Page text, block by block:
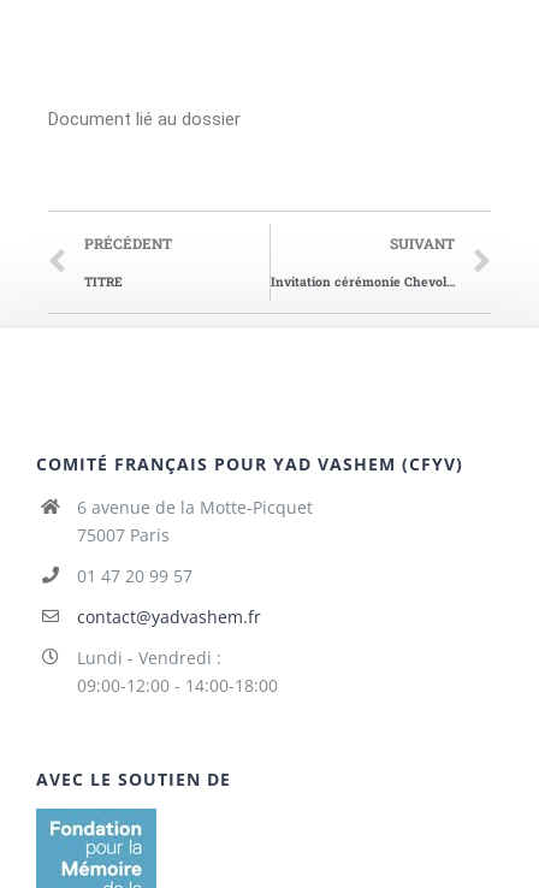
Document lié au dossier
PRÉCÉDENT
TITRE
SUIVANT
Invitation cérémonie Chevolot
COMITÉ FRANÇAIS POUR YAD VASHEM (CFYV)
6 avenue de la Motte-Picquet
75007 Paris
01 47 20 99 57
contact@yadvashem.fr
Lundi - Vendredi :
09:00-12:00 - 14:00-18:00
AVEC LE SOUTIEN DE